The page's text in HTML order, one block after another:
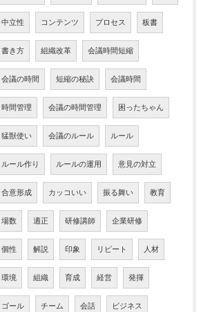
中立性 コンテンツ プロセス 板書
書き方 組織改革 会議時間短縮
会議の時間 短縮の秘訣 会議時間
時間管理 会議の時間管理 困ったちゃん
猛獣使い 会議のルール ルール
ルール作り ルールの運用 意見の対立
合意形成 カッコいい 振る舞い 教育
場数 適正 研修講師 企業研修
個性 解説 印象 リピート 人材
環境 組織 育成 経営 発揮
ゴール チーム 会話 ビジネス